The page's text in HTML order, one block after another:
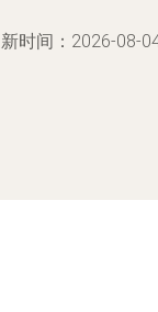
时间：2026-08-